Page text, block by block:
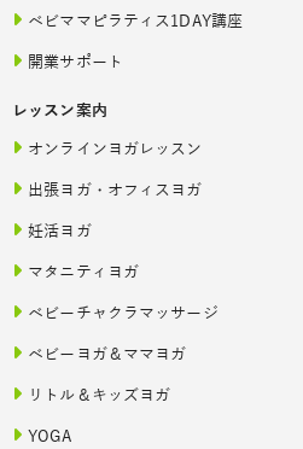
ベビママピラティス1DAY講座
開業サポート
レッスン案内
オンラインヨガレッスン
出張ヨガ・オフィスヨガ
妊活ヨガ
マタニティヨガ
ベビーチャクラマッサージ
ベビーヨガ＆ママヨガ
リトル＆キッズヨガ
YOGA